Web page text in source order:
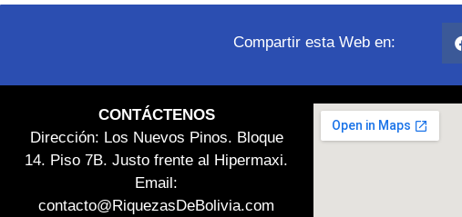
Compartir esta Web en:
CONTÁCTENOS
Dirección: Los Nuevos Pinos. Bloque
14. Piso 7B. Justo frente al Hipermaxi.
Email:
contacto@RiquezasDeBolivia.com